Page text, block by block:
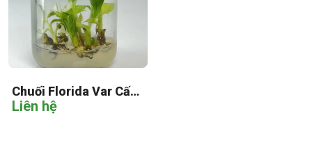
Chuối Florida Var Cấy
Mô
Liên hệ